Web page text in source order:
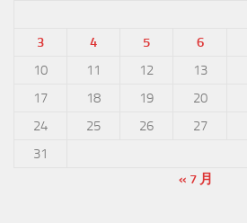
3
4 5 6
10
11 12 13
17
18 19 20
24
25 26 27
31
« 7 月